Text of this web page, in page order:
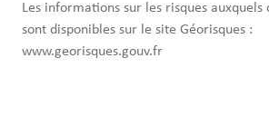
Les informations sur les risques auxquels
sont disponibles sur le site Géorisques :
www.georisques.gouv.fr